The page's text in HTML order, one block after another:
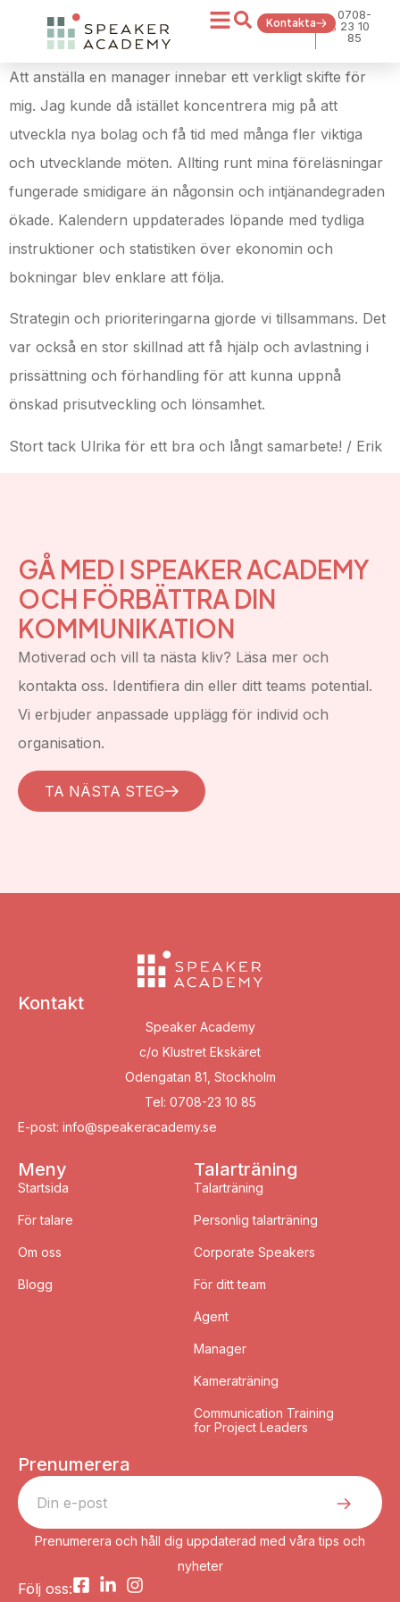
Kontakta
0708-
23 10
85
Att anställa en manager innebar ett verkligt skifte för
mig. Jag kunde då istället koncentrera mig på att
utveckla nya bolag och få tid med många fler viktiga
och utvecklande möten. Allting runt mina föreläsningar
fungerade smidigare än någonsin och intjänandegraden
ökade. Kalendern uppdaterades löpande med tydliga
instruktioner och statistiken över ekonomin och
bokningar blev enklare att följa.
Strategin och prioriteringarna gjorde vi tillsammans. Det
var också en stor skillnad att få hjälp och avlastning i
prissättning och förhandling för att kunna uppnå
önskad prisutveckling och lönsamhet.
Stort tack Ulrika för ett bra och långt samarbete! / Erik
GÅ MED I SPEAKER ACADEMY
OCH FÖRBÄTTRA DIN
KOMMUNIKATION
Motiverad och vill ta nästa kliv? Läsa mer och
kontakta oss. Identifiera din eller ditt teams potential.
Vi erbjuder anpassade upplägg för individ och
organisation.
TA NÄSTA STEG
Kontakt
Speaker Academy
c/o Klustret Ekskäret
Odengatan 81, Stockholm
Tel: 0708-23 10 85
E-post: info@speakeracademy.se
Meny
Startsida
För talare
Om oss
Blogg
Talarträning
Talarträning
Personlig talarträning
Corporate Speakers
För ditt team
Agent
Manager
Kameraträning
Communication Training
for Project Leaders
Prenumerera
Prenumerera och håll dig uppdaterad med våra tips och
nyheter
Följ oss: